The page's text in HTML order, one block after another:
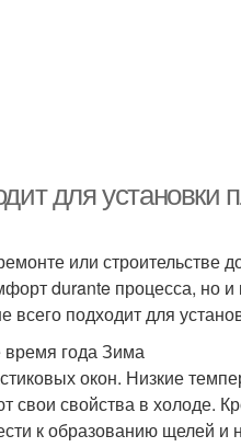
для установки
или строительстве
durante процесса, но и
подходит для
время года Зима
окон. Низкие
свои свойства в холоде.
к образованию щелей и